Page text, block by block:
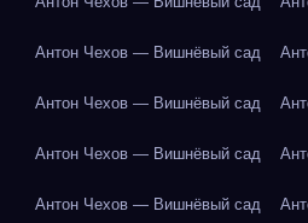
Антон Чехов — Вишнёвый сад
Антон Чехов — Вишнёвый сад
Антон Чехов — Вишнёвый сад
Антон Чехов — Вишнёвый сад